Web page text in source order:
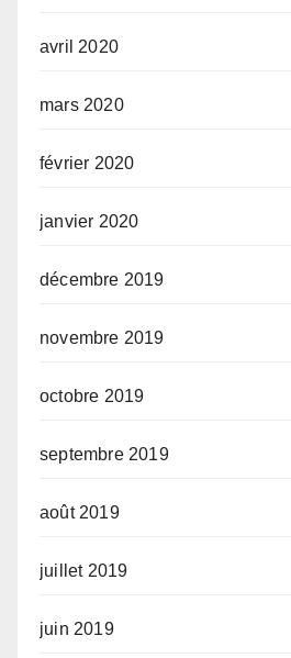
avril 2020
mars 2020
février 2020
janvier 2020
décembre 2019
novembre 2019
octobre 2019
septembre 2019
août 2019
juillet 2019
juin 2019